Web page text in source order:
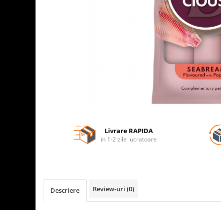
Livrare RAPIDA
in 1-2 zile lucratoare
Descriere Review-uri (0)